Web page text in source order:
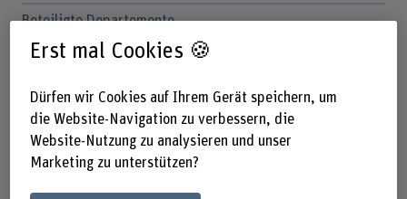
Beteiligte Departemente
Hochschule der Künste Bern
Institute of Design Research
Forschungseinheit(en)
Erst mal Cookies 🍪
Dürfen wir Cookies auf Ihrem Gerät speichern, um
die Website-Navigation zu verbessern, die
Website-Nutzung zu analysieren und unser
Marketing zu unterstützen?